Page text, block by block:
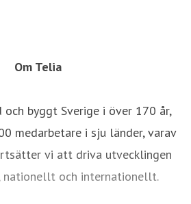
Om Telia
och byggt Sverige i över 170 år,
medarbetare i sju länder, varav
vi att driva utvecklingen
och internationellt.